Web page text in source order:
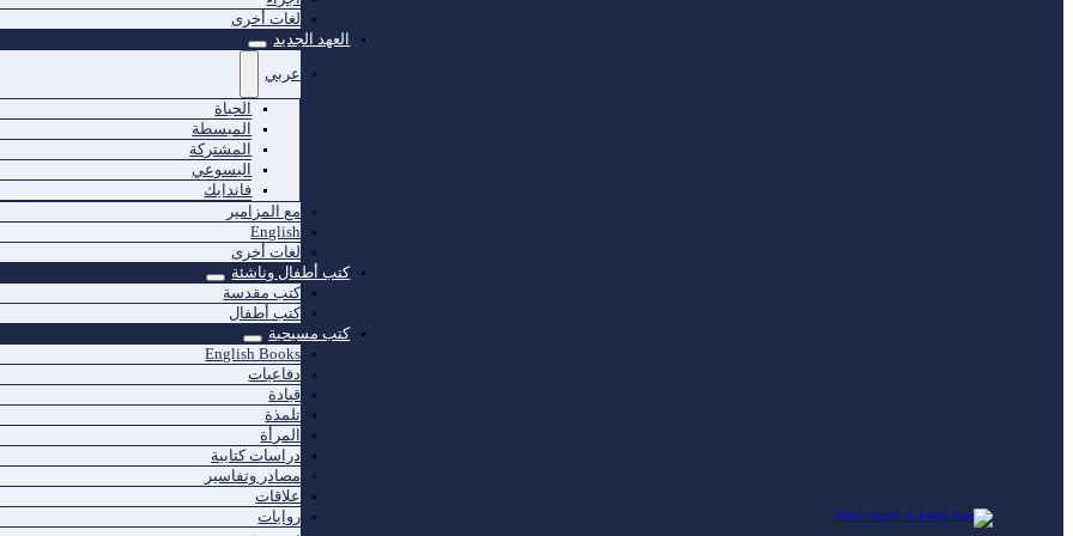
لغات أخرى
العهد الجديد
عربي
الحياة
المبسطة
المشتركة
اليسوعي
فاندايك
مع المزامير
English
لغات أخرى
كتب أطفال وناشئة
كتب مقدسة
كتب أطفال
كتب مسيحية
English Books
دفاعيات
قيادة
تلمذة
المرأة
دراسات كتابية
مصادر وتفاسير
علاقات
روايات